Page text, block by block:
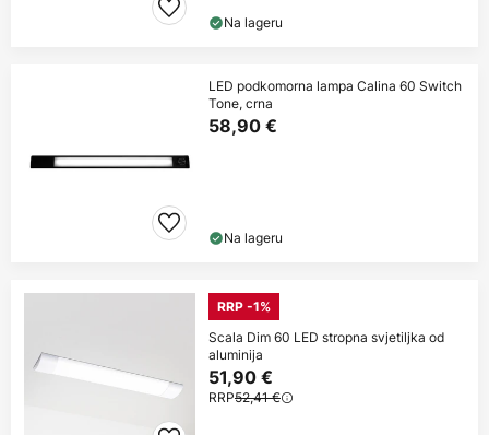
Na lageru
LED podkomorna lampa Calina 60 Switch
Tone, crna
58,90 €
Na lageru
RRP -1%
Scala Dim 60 LED stropna svjetiljka od
aluminija
51,90 €
RRP52,41 €